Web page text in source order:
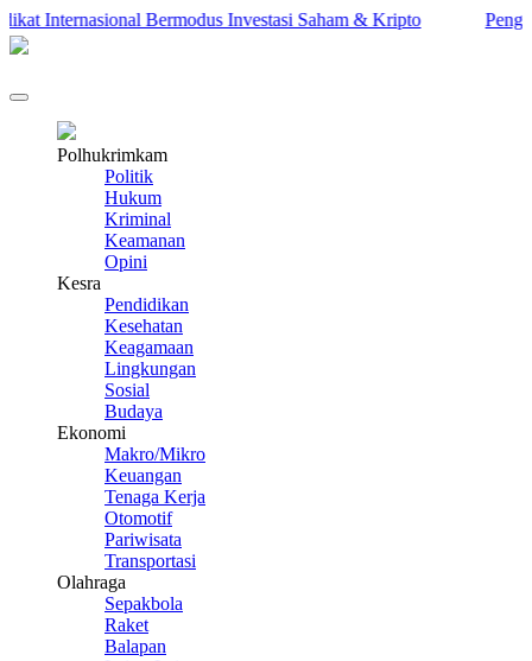
Bermodus Investasi Saham & Kripto
Polhukrimkam
Politik
Hukum
Kriminal
Keamanan
Opini
Kesra
Pendidikan
Kesehatan
Keagamaan
Lingkungan
Sosial
Budaya
Ekonomi
Makro/Mikro
Keuangan
Tenaga Kerja
Otomotif
Pariwisata
Transportasi
Olahraga
Sepakbola
Raket
Balapan